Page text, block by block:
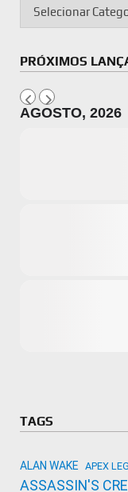
PRÓXIMOS
AGOSTO, 2026
TAGS
ALAN WAKE APEX
ASSASSIN'S